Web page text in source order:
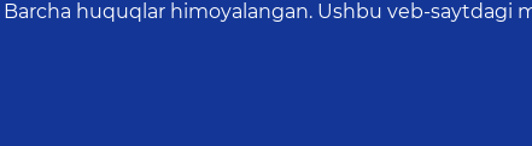
Barcha huquqlar himoyalangan. Ushbu veb-saytdagi